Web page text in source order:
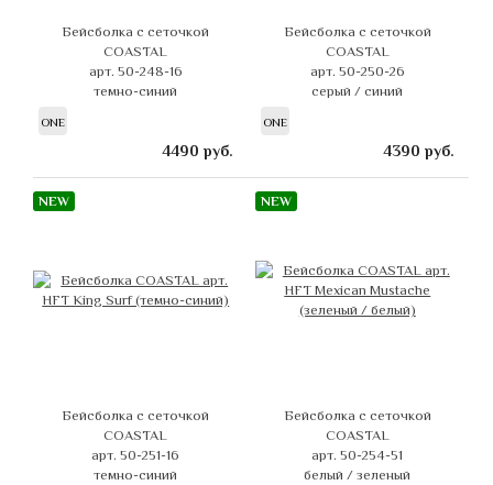
Бейсболка с сеточкой
COASTAL
арт. 50-248-16
темно-синий
ONE
4490 руб.
Бейсболка с сеточкой
COASTAL
арт. 50-250-26
серый / синий
ONE
4390 руб.
NEW
Бейсболка с сеточкой
COASTAL
арт. 50-251-16
темно-синий
NEW
Бейсболка с сеточкой
COASTAL
арт. 50-254-51
белый / зеленый